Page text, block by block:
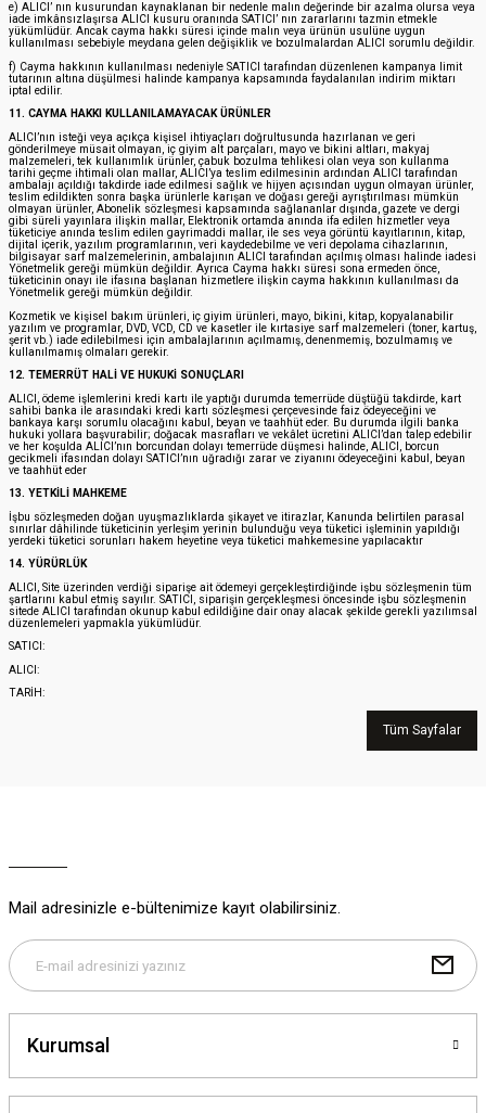
e) ALICI’ nın kusurundan kaynaklanan bir nedenle malın değerinde bir azalma olursa veya
iade imkânsızlaşırsa ALICI kusuru oranında SATICI’ nın zararlarını tazmin etmekle
yükümlüdür. Ancak cayma hakkı süresi içinde malın veya ürünün usulüne uygun
kullanılması sebebiyle meydana gelen değişiklik ve bozulmalardan ALICI sorumlu değildir.
f) Cayma hakkının kullanılması nedeniyle SATICI tarafından düzenlenen kampanya limit
tutarının altına düşülmesi halinde kampanya kapsamında faydalanılan indirim miktarı
iptal edilir.
11. CAYMA HAKKI KULLANILAMAYACAK ÜRÜNLER
ALICI’nın isteği veya açıkça kişisel ihtiyaçları doğrultusunda hazırlanan ve geri
gönderilmeye müsait olmayan, iç giyim alt parçaları, mayo ve bikini altları, makyaj
malzemeleri, tek kullanımlık ürünler, çabuk bozulma tehlikesi olan veya son kullanma
tarihi geçme ihtimali olan mallar, ALICI’ya teslim edilmesinin ardından ALICI tarafından
ambalajı açıldığı takdirde iade edilmesi sağlık ve hijyen açısından uygun olmayan ürünler,
teslim edildikten sonra başka ürünlerle karışan ve doğası gereği ayrıştırılması mümkün
olmayan ürünler, Abonelik sözleşmesi kapsamında sağlananlar dışında, gazete ve dergi
gibi süreli yayınlara ilişkin mallar, Elektronik ortamda anında ifa edilen hizmetler veya
tüketiciye anında teslim edilen gayrimaddi mallar, ile ses veya görüntü kayıtlarının, kitap,
dijital içerik, yazılım programlarının, veri kaydedebilme ve veri depolama cihazlarının,
bilgisayar sarf malzemelerinin, ambalajının ALICI tarafından açılmış olması halinde iadesi
Yönetmelik gereği mümkün değildir. Ayrıca Cayma hakkı süresi sona ermeden önce,
tüketicinin onayı ile ifasına başlanan hizmetlere ilişkin cayma hakkının kullanılması da
Yönetmelik gereği mümkün değildir.
Kozmetik ve kişisel bakım ürünleri, iç giyim ürünleri, mayo, bikini, kitap, kopyalanabilir
yazılım ve programlar, DVD, VCD, CD ve kasetler ile kırtasiye sarf malzemeleri (toner, kartuş,
şerit vb.) iade edilebilmesi için ambalajlarının açılmamış, denenmemiş, bozulmamış ve
kullanılmamış olmaları gerekir.
12. TEMERRÜT HALİ VE HUKUKİ SONUÇLARI
ALICI, ödeme işlemlerini kredi kartı ile yaptığı durumda temerrüde düştüğü takdirde, kart
sahibi banka ile arasındaki kredi kartı sözleşmesi çerçevesinde faiz ödeyeceğini ve
bankaya karşı sorumlu olacağını kabul, beyan ve taahhüt eder. Bu durumda ilgili banka
hukuki yollara başvurabilir; doğacak masrafları ve vekâlet ücretini ALICI’dan talep edebilir
ve her koşulda ALICI’nın borcundan dolayı temerrüde düşmesi halinde, ALICI, borcun
gecikmeli ifasından dolayı SATICI’nın uğradığı zarar ve ziyanını ödeyeceğini kabul, beyan
ve taahhüt eder
13. YETKİLİ MAHKEME
İşbu sözleşmeden doğan uyuşmazlıklarda şikayet ve itirazlar, Kanunda belirtilen parasal
sınırlar dâhilinde tüketicinin yerleşim yerinin bulunduğu veya tüketici işleminin yapıldığı
yerdeki tüketici sorunları hakem heyetine veya tüketici mahkemesine yapılacaktır
14. YÜRÜRLÜK
ALICI, Site üzerinden verdiği siparişe ait ödemeyi gerçekleştirdiğinde işbu sözleşmenin tüm
şartlarını kabul etmiş sayılır. SATICI, siparişin gerçekleşmesi öncesinde işbu sözleşmenin
sitede ALICI tarafından okunup kabul edildiğine dair onay alacak şekilde gerekli yazılımsal
düzenlemeleri yapmakla yükümlüdür.
SATICI:
ALICI:
TARİH:
Tüm Sayfalar
Mail adresinizle e-bültenimize kayıt olabilirsiniz.
Kurumsal